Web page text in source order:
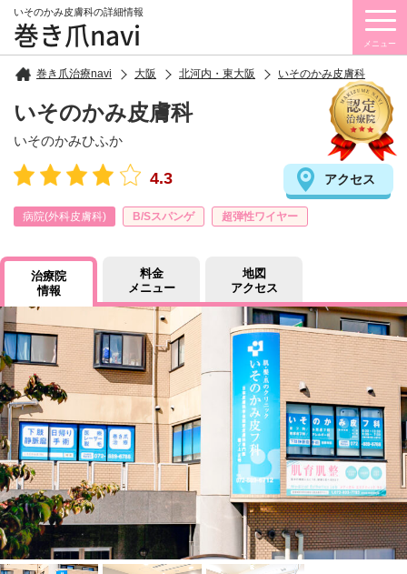
いそのかみ皮膚科の詳細情報
巻き爪navi
巻き爪治療navi 大阪 北河内・東大阪 いそのかみ皮膚科
いそのかみ皮膚科
いそのかみひふか
4.3 アクセス
病院(外科皮膚科) B/Sスパンゲ 超弾性ワイヤー
治療院
情報
料金
メニュー
地図
アクセス
メニュー